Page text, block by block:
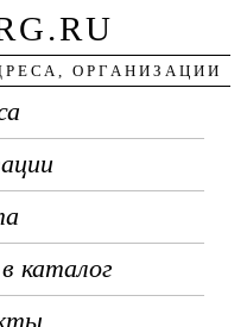
ОРГАНИЗАЦИИ
каталог